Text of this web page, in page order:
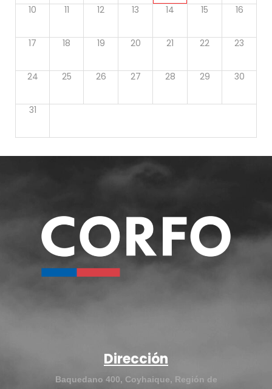
10 11 12 13 14 15 16
17 18 19 20 21 22 23
24 25 26 27 28 29 30
31
Dirección
Baquedano 400, Coyhaique, Región de